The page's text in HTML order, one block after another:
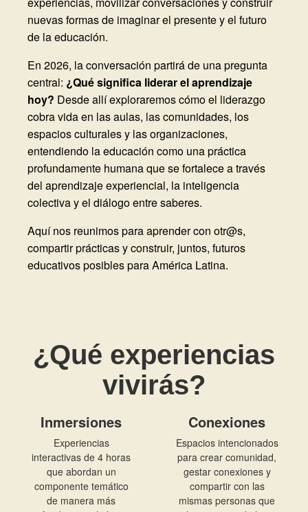
nuevas formas de imaginar el presente y el futuro
de la educación.
En 2026, la conversación partirá de una pregunta
central: ¿Qué significa liderar el aprendizaje
hoy? Desde allí exploraremos cómo el liderazgo
cobra vida en las aulas, las comunidades, los
espacios culturales y las organizaciones,
entendiendo la educación como una práctica
profundamente humana que se fortalece a través
del aprendizaje experiencial, la inteligencia
colectiva y el diálogo entre saberes.
Aquí nos reunimos para aprender con otr@s,
compartir prácticas y construir, juntos, futuros
educativos posibles para América Latina.
¿Qué experiencias
vivirás?
Inmersiones
Experiencias
interactivas de 4 horas
que abordan un
componente temático
de manera más
Conexiones
Espacios intencionados
para crear comunidad,
gestar conexiones y
compartir con las
mismas personas que